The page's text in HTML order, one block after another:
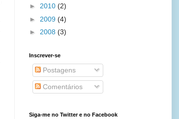
► 2010 (2)
► 2009 (4)
► 2008 (3)
Inscrever-se
Postagens
Comentários
Siga-me no Twitter e no Facebook